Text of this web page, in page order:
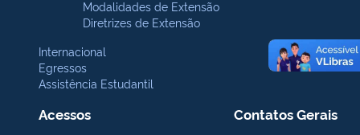
Modalidades de Extensão
Diretrizes de Extensão
Internacional
Egressos
Assistência Estudantil
Acessos Contatos Gerais